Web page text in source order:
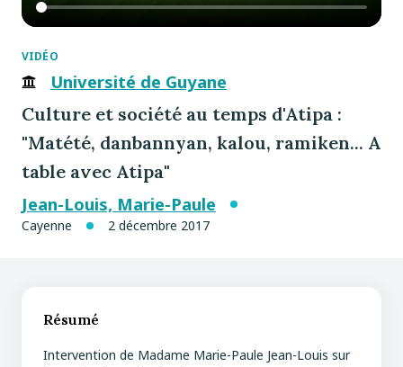
VIDÉO
Université de Guyane
Culture et société au temps d'Atipa :
"Matété, danbannyan, kalou, ramiken... A
table avec Atipa"
Jean-Louis, Marie-Paule
Cayenne 2 décembre 2017
Résumé
Intervention de Madame Marie-Paule Jean-Louis sur